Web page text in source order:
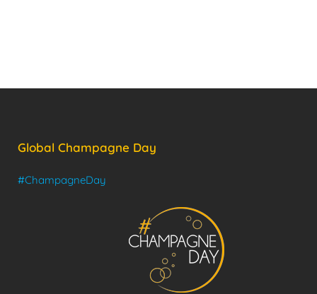
Global Champagne Day
#ChampagneDay